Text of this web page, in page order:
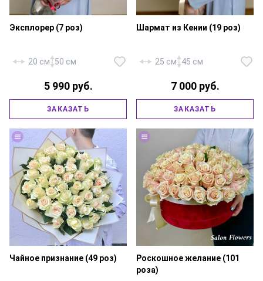
Роза «Эквадор Эксплорер» — 7
шт., эквалипт, фирменная
Эксплорер (7 роз)
20 см 50 см
5 990 руб.
ЗАКАЗАТЬ
Роза «Кения Шармат» — 19 шт.,
эвкалипт, фирменная упаковка,
Шармат из Кении (19 роз)
25 см 45 см
7 000 руб.
ЗАКАЗАТЬ
Чайное признание (49 роз)
Роскошное желание (101
роза)